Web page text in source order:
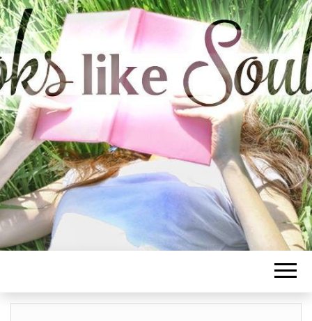
BOOKS LIKE
SOULMATE